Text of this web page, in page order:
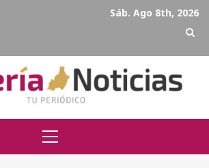
Sáb. Ago 8th, 2026
Primary
Menu